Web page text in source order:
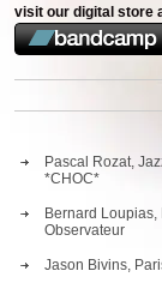
visit our digital store
Pascal Rozat,
*CHOC*
Bernard Loupias,
Observateur
Jason Bivins,